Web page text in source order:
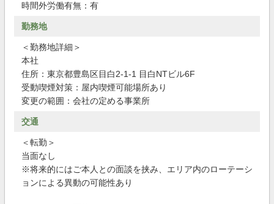
時間外労働有無：有
勤務地
＜勤務地詳細＞
本社
住所：東京都豊島区目白2-1-1 目白NTビル6F
受動喫煙対策：屋内喫煙可能場所あり
変更の範囲：会社の定める事業所
交通
＜転勤＞
当面なし
※将来的にはご本人との面談を挟み、エリア内のローテーシ
ョンによる異動の可能性あり